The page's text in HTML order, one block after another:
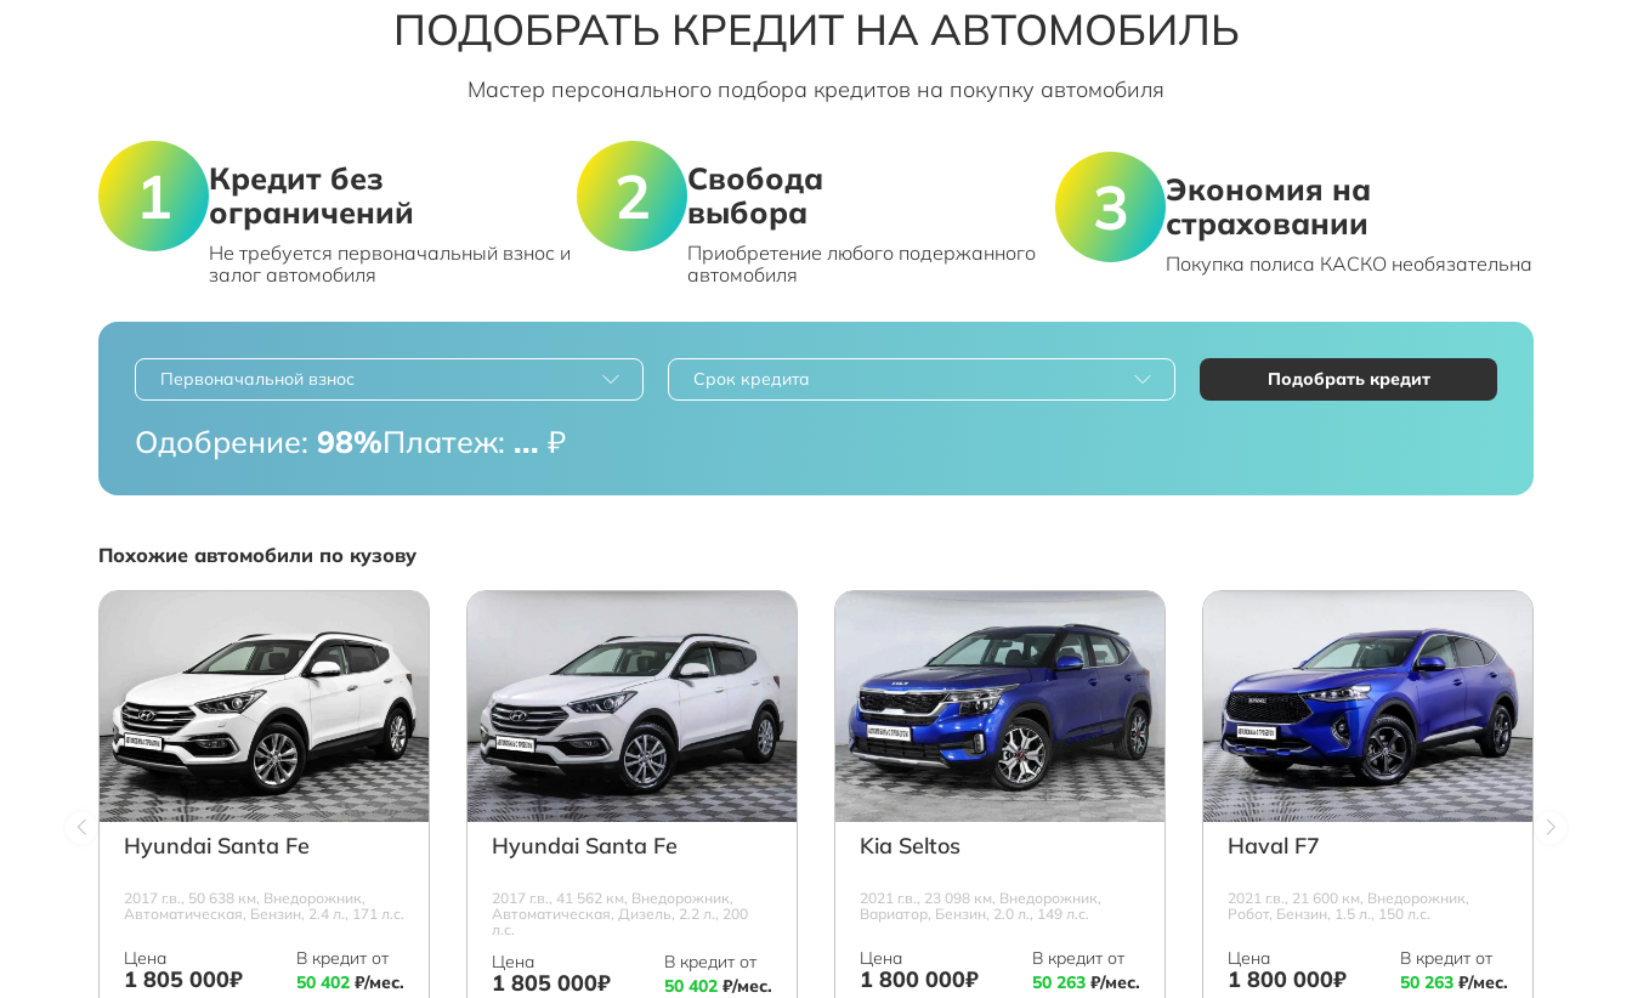
ПОДОБРАТЬ КРЕДИТ НА АВТОМОБИЛЬ
Мастер персонального подбора кредитов на покупку автомобиля
Кредит без
ограничений
Не требуется первоначальный взнос и
залог автомобиля
Свобода
выбора
Приобретение любого подержанного
автомобиля
Экономия на
страховании
Покупка полиса КАСКО необязательна
Первоначальной взнос Срок кредита Подобрать кредит
Одобрение: 98%Платеж: ... ₽
Похожие автомобили по кузову
Hyundai Santa Fe
2017 г.в., 50 638 км, Внедорожник,
Автоматическая, Бензин, 2.4 л., 171 л.с.
Цена
1 805 000₽
В кредит от
50 402 ₽/мес.
Hyundai Santa Fe
2017 г.в., 41 562 км, Внедорожник,
Автоматическая, Дизель, 2.2 л., 200
л.с.
Цена
1 805 000₽
В кредит от
50 402 ₽/мес.
Kia Seltos
2021 г.в., 23 098 км, Внедорожник,
Вариатор, Бензин, 2.0 л., 149 л.с.
Цена
1 800 000₽
В кредит от
50 263 ₽/мес.
Haval F7
2021 г.в., 21 600 км, Внедорожник,
Робот, Бензин, 1.5 л., 150 л.с.
Цена
1 800 000₽
В кредит от
50 263 ₽/мес.